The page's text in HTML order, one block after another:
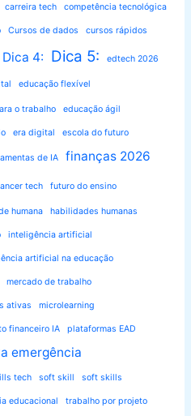
carreira tech competência tecnológica
Cursos de dados cursos rápidos
Dica 4: Dica 5: edtech 2026
educação flexível
o trabalho educação ágil
era digital escola do futuro
de IA finanças 2026
tech futuro do ensino
humana habilidades humanas
inteligência artificial
artificial na educação
mercado de trabalho
ativas microlearning
financeiro IA plataformas EAD
emergência
tech soft skill soft skills
educacional trabalho por projeto